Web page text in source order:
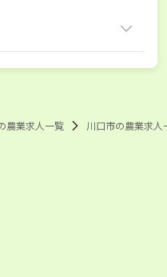
農業求人一覧 川口市の農業求人